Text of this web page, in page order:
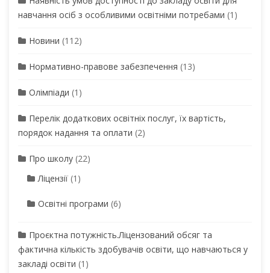
навчання осіб з особливими освітніми потребами (1)
Новини (112)
Нормативно-правове забезпечення (13)
Олімпіади (1)
Перелік додаткових освітніх послуг, їх вартість,
порядок надання та оплати (2)
Про школу (22)
Ліцензії (1)
Освітні програми (6)
Проєктна потужність.Ліцензований обсяг та
фактична кількість здобувачів освіти, що навчаються у
закладі освіти (1)